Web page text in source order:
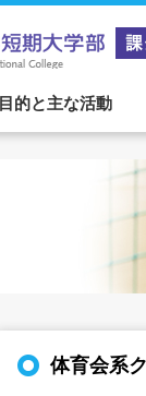
目的と主な活動
体育会系